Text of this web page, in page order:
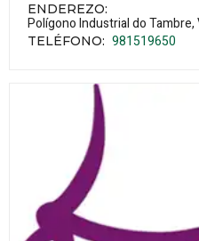
ENDEREZO:
Polígono Industrial do Tambre,
TELÉFONO: 981519650